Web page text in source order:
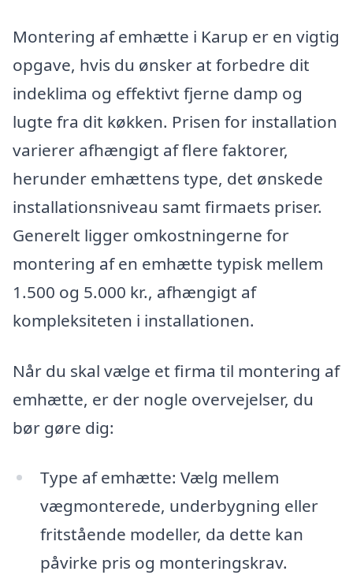
Montering af emhætte i Karup er en vigtig
opgave, hvis du ønsker at forbedre dit
indeklima og effektivt fjerne damp og
lugte fra dit køkken. Prisen for installation
varierer afhængigt af flere faktorer,
herunder emhættens type, det ønskede
installationsniveau samt firmaets priser.
Generelt ligger omkostningerne for
montering af en emhætte typisk mellem
1.500 og 5.000 kr., afhængigt af
kompleksiteten i installationen.
Når du skal vælge et firma til montering af
emhætte, er der nogle overvejelser, du
bør gøre dig:
Type af emhætte: Vælg mellem
vægmonterede, underbygning eller
fritstående modeller, da dette kan
påvirke pris og monteringskrav.